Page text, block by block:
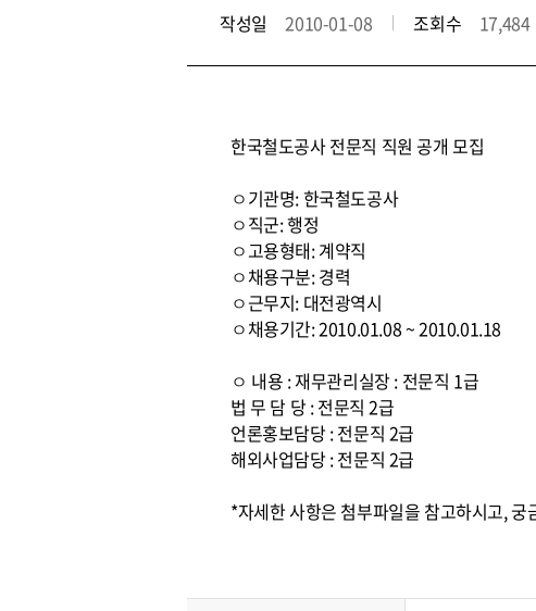
작성일 2010-01-08 조회수 17,484
한국철도공사 전문직 직원 공개 모집
ㅇ기관명: 한국철도공사
ㅇ직군: 행정
ㅇ고용형태: 계약직
ㅇ채용구분: 경력
ㅇ근무지: 대전광역시
ㅇ채용기간: 2010.01.08 ~ 2010.01.18
ㅇ 내용 : 재무관리실장 : 전문직 1급
법 무 담 당 : 전문직 2급
언론홍보담당 : 전문직 2급
해외사업담당 : 전문직 2급
*자세한 사항은 첨부파일을 참고하시고,